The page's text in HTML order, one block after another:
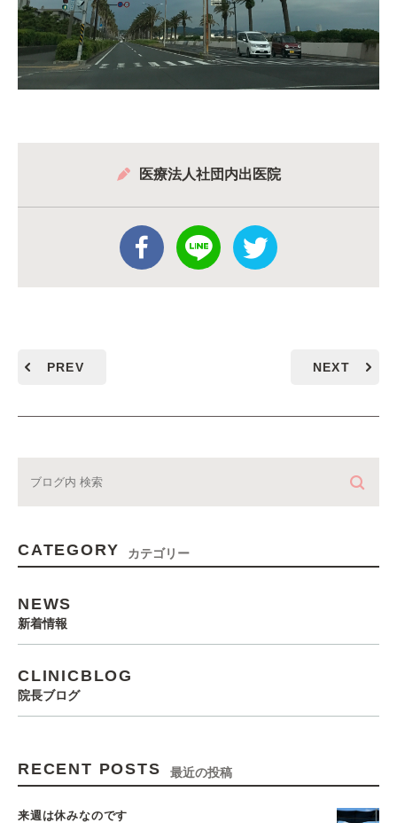
医療法人社団内出医院
PREV NEXT
CATEGORY カテゴリー
NEWS
新着情報
CLINICBLOG
院長ブログ
RECENT POSTS 最近の投稿
来週は休みなのです